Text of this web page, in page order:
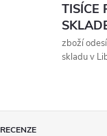
TISÍCE
zboží
skladu v
RECENZE